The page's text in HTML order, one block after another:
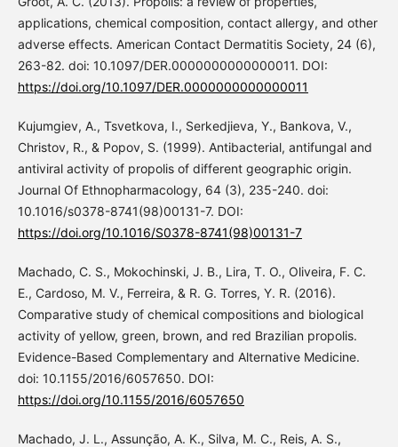
applications, chemical composition, contact allergy, and other
adverse effects. American Contact Dermatitis Society, 24 (6),
263-82. doi: 10.1097/DER.0000000000000011. DOI:
https://doi.org/10.1097/DER.0000000000000011
Kujumgiev, A., Tsvetkova, I., Serkedjieva, Y., Bankova, V.,
Christov, R., & Popov, S. (1999). Antibacterial, antifungal and
antiviral activity of propolis of different geographic origin.
Journal Of Ethnopharmacology, 64 (3), 235-240. doi:
10.1016/s0378-8741(98)00131-7. DOI:
https://doi.org/10.1016/S0378-8741(98)00131-7
Machado, C. S., Mokochinski, J. B., Lira, T. O., Oliveira, F. C.
E., Cardoso, M. V., Ferreira, & R. G. Torres, Y. R. (2016).
Comparative study of chemical compositions and biological
activity of yellow, green, brown, and red Brazilian propolis.
Evidence-Based Complementary and Alternative Medicine.
doi: 10.1155/2016/6057650. DOI:
https://doi.org/10.1155/2016/6057650
Machado, J. L., Assunção, A. K., Silva, M. C., Reis, A. S.,